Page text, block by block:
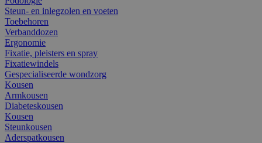
Steun- en inlegzolen en voeten
Toebehoren
Verbanddozen
Ergonomie
Fixatie, pleisters en spray
Fixatiewindels
Gespecialiseerde wondzorg
Kousen
Armkousen
Diabeteskousen
Kousen
Steunkousen
Aderspatkousen